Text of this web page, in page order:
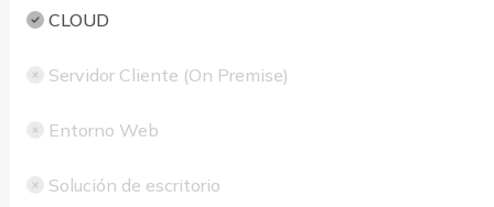
CLOUD
Servidor Cliente (On Premise)
Entorno Web
Solución de escritorio